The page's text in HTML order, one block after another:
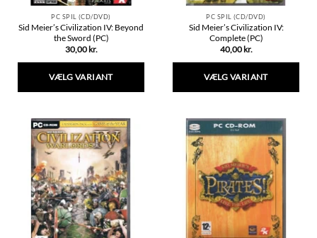
PC SPIL (CD/DVD)
Sid Meier’s Civilization IV: Beyond
the Sword (PC)
30,00 kr.
VÆLG VARIANT
har
flere
varianter.
Mulighederne
kan
vælges
på
varesiden
PC SPIL (CD/DVD)
Sid Meier’s Civilization IV:
Complete (PC)
40,00 kr.
VÆLG VARIANT
har
flere
varianter.
Mulighederne
kan
vælges
på
varesiden